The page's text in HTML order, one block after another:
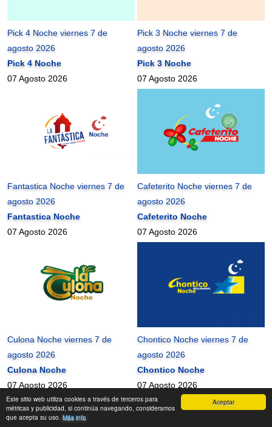
Aceptar
Este sitio web utiliza cookies a través de terceros para
métricas y publicidad, si continúa navegando, consideramos
que acepta su uso. Más info
Pick 4 Noche viernes 7 de
agosto 2026
Pick 4 Noche
07 Agosto 2026
Pick 3 Noche viernes 7 de
agosto 2026
Pick 3 Noche
07 Agosto 2026
Fantastica Noche viernes 7 de
agosto 2026
Fantastica Noche
07 Agosto 2026
Cafeterito Noche viernes 7 de
agosto 2026
Cafeterito Noche
07 Agosto 2026
Culona Noche viernes 7 de
agosto 2026
Culona Noche
07 Agosto 2026
Chontico Noche viernes 7 de
agosto 2026
Chontico Noche
07 Agosto 2026
mundonets2010-2026 ©
Contactanos|